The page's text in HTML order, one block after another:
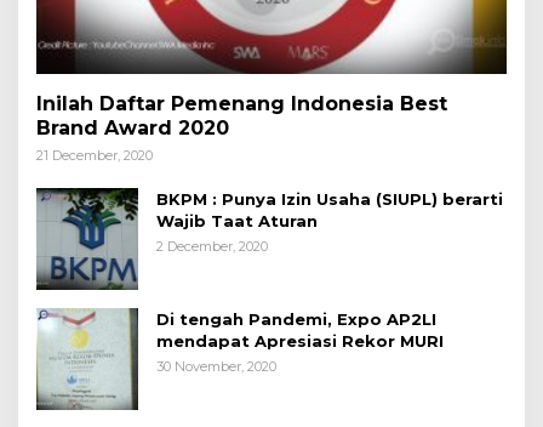
Inilah Daftar Pemenang Indonesia Best
Brand Award 2020
21 December, 2020
BKPM : Punya Izin Usaha (SIUPL) berarti
Wajib Taat Aturan
2 December, 2020
Di tengah Pandemi, Expo AP2LI
mendapat Apresiasi Rekor MURI
30 November, 2020